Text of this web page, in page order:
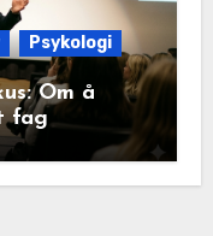
Psykologi
Om å
fag